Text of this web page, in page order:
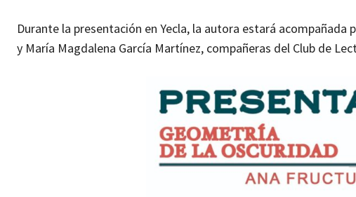
Durante la presentación en Yecla, la autora estará
y María Magdalena García Martínez, compañeras del Club de